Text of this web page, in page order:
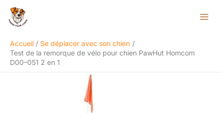
Aller
Accueil
Se déplacer avec son chien
Test de la remorque de vélo pour chien PawHut Homcom
D00–051 2 en 1
Rechercher